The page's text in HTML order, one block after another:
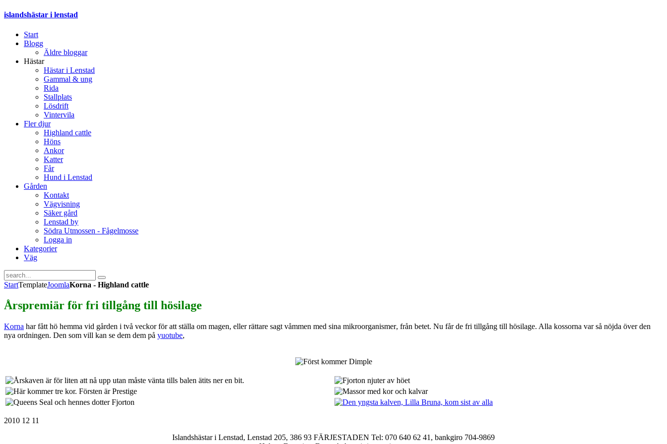
islandshästar i lenstad
Start
Blogg
Äldre bloggar
Hästar
Hästar i Lenstad
Gammal & ung
Rida
Stallplats
Lösdrift
Vintervila
Fler djur
Highland cattle
Höns
Ankor
Katter
Får
Hund i Lenstad
Gården
Kontakt
Vägvisning
Säker gård
Lenstad by
Södra Utmossen - Fågelmosse
Logga in
Kategorier
Väg
StartTemplateJoomlaKorna - Highland cattle
Årspremiär för fri tillgång till hösilage
Korna har fått hö hemma vid gården i två veckor för att ställa om magen, eller rättare sagt våmmen med sina mikroorganismer, från betet. Nu får de fri tillgång till hösilage. Alla kossorna var så nöjda över den
nya ordningen. Den som vill kan se dem dem på yuotube,
2010 12 11
Islandshästar i Lenstad, Lenstad 205, 386 93 FÄRJESTADEN Tel: 070 640 62 41, bankgiro 704-9869